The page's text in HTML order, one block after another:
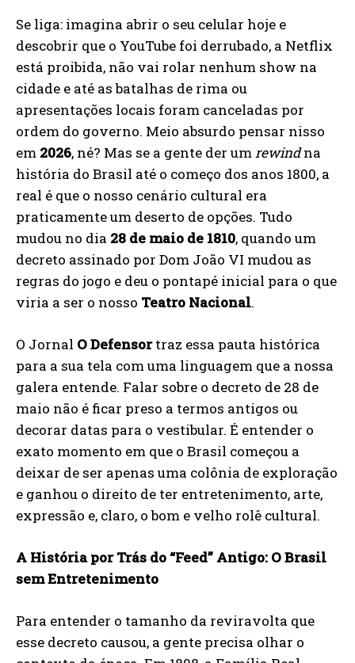
Se liga: imagina abrir o seu celular hoje e
descobrir que o YouTube foi derrubado, a Netflix
está proibida, não vai rolar nenhum show na
cidade e até as batalhas de rima ou
apresentações locais foram canceladas por
ordem do governo. Meio absurdo pensar nisso
em 2026, né? Mas se a gente der umrewindna
história do Brasil até o começo dos anos 1800, a
real é que o nosso cenário cultural era
praticamente um deserto de opções. Tudo
mudou no dia 28 de maio de 1810, quando um
decreto assinado por Dom João VI mudou as
regras do jogo e deu o pontapé inicial para o que
viria a ser o nosso Teatro Nacional.
O Jornal O Defensortraz essa pauta histórica
para a sua tela com uma linguagem que a nossa
galera entende. Falar sobre o decreto de 28 de
maio não é ficar preso a termos antigos ou
decorar datas para o vestibular. É entender o
exato momento em que o Brasil começou a
deixar de ser apenas uma colônia de exploração
e ganhou o direito de ter entretenimento, arte,
expressão e, claro, o bom e velho rolê cultural.
A História por Trás do “Feed” Antigo: O Brasil
sem Entretenimento
Para entender o tamanho da reviravolta que
esse decreto causou, a gente precisa olhar o